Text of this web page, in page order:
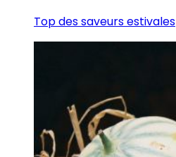
Top des saveurs estivales